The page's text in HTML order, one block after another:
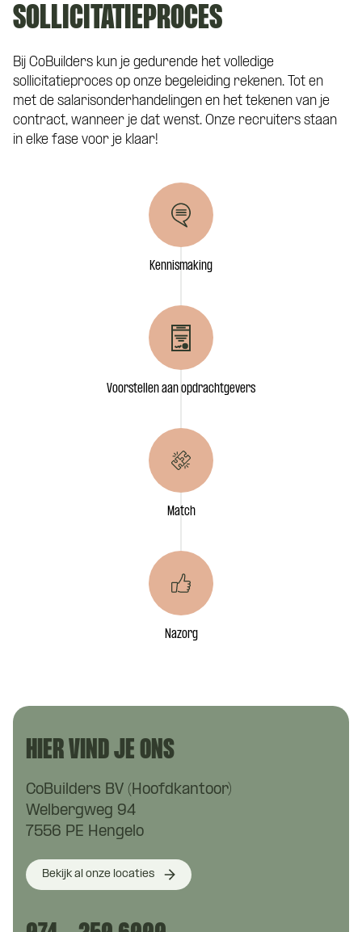
SOLLICITATIEPROCES
Bij CoBuilders kun je gedurende het volledige
sollicitatieproces op onze begeleiding rekenen. Tot en
met de salarisonderhandelingen en het tekenen van je
contract, wanneer je dat wenst. Onze recruiters staan
in elke fase voor je klaar!
Kennismaking
Voorstellen aan opdrachtgevers
Match
Nazorg
HIER VIND JE ONS
CoBuilders BV (Hoofdkantoor)
Welbergweg 94
7556 PE Hengelo
Bekijk al onze locaties
Motivatie (niet verplicht)